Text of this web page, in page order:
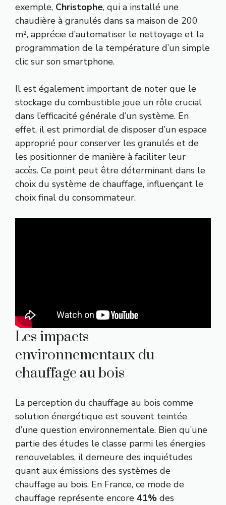
exemple, Christophe, qui a installé une
chaudière à granulés dans sa maison de 200
m², apprécie d’automatiser le nettoyage et la
programmation de la température d’un simple
clic sur son smartphone.
Il est également important de noter que le
stockage du combustible joue un rôle crucial
dans l’efficacité générale d’un système. En
effet, il est primordial de disposer d’un espace
approprié pour conserver les granulés et de
les positionner de manière à faciliter leur
accès. Ce point peut être déterminant dans le
choix du système de chauffage, influençant le
choix final du consommateur.
Les impacts
environnementaux du
chauffage au bois
La perception du chauffage au bois comme
solution énergétique est souvent teintée
d’une question environnementale. Bien qu’une
partie des études le classe parmi les énergies
renouvelables, il demeure des inquiétudes
quant aux émissions des systèmes de
chauffage au bois. En France, ce mode de
chauffage représente encore 41% des